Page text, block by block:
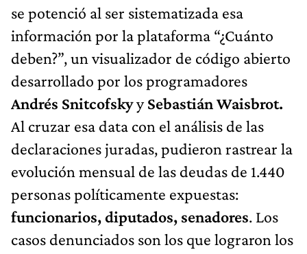
se potenció al ser sistematizada esa
información por la plataforma “¿Cuánto
deben?”, un visualizador de código abierto
desarrollado por los programadores
Andrés SnitcofskyySebastián Waisbrot.
Al cruzar esa data con el análisis de las
declaraciones juradas, pudieron rastrear la
evolución mensual de las deudas de 1.440
personas políticamente expuestas:
funcionarios, diputados, senadores. Los
casos denunciados son los que lograron los